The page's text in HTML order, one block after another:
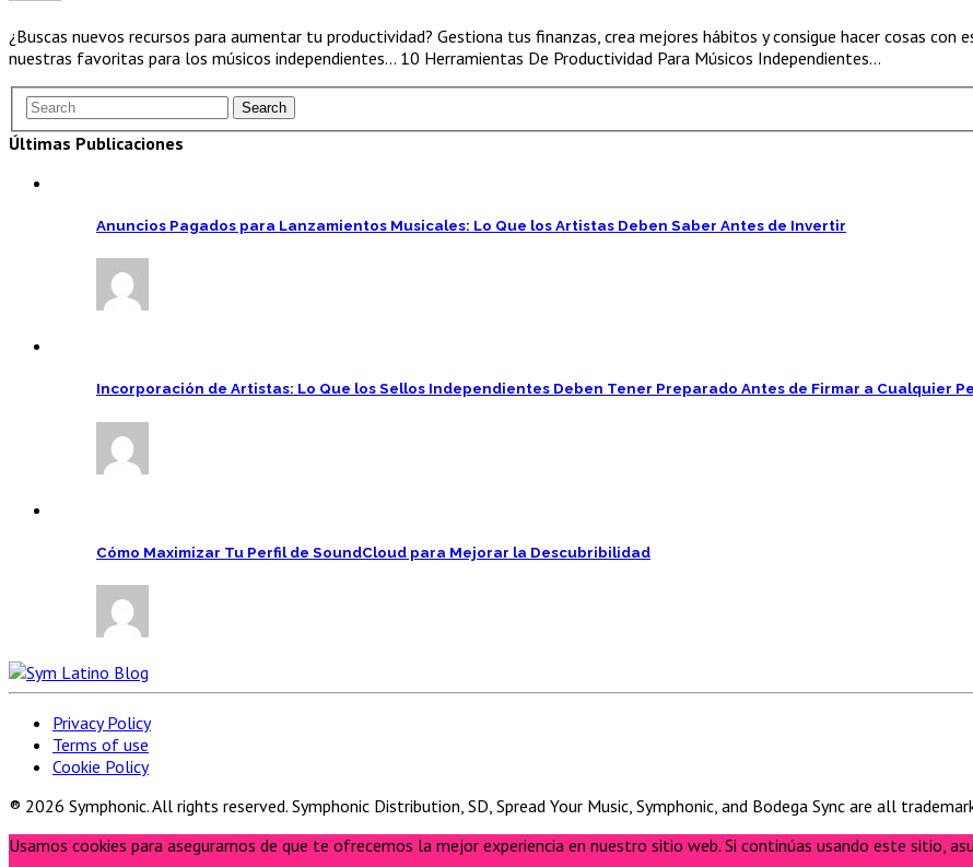
¿Buscas nuevos recursos para aumentar tu productividad? Gestiona tus finanzas, crea mejores hábitos y consigue hacer cosas
nuestras favoritas para los músicos independientes… 10 Herramientas De Productividad Para Músicos Independientes…
Últimas Publicaciones
Anuncios Pagados para Lanzamientos Musicales: Lo Que los Artistas Deben Saber Antes de Invertir
Incorporación de Artistas: Lo Que los Sellos Independientes Deben Tener Preparado Antes de Firmar a Cualquier
Cómo Maximizar Tu Perfil de SoundCloud para Mejorar la Descubribilidad
Privacy Policy
Terms of use
Cookie Policy
® 2026 Symphonic. All rights reserved. Symphonic Distribution, SD, Spread Your Music, Symphonic, and Bodega Sync are all
Usamos cookies para asegurarnos de que te ofrecemos la mejor experiencia en nuestro sitio web. Si continúas usando este sitio,